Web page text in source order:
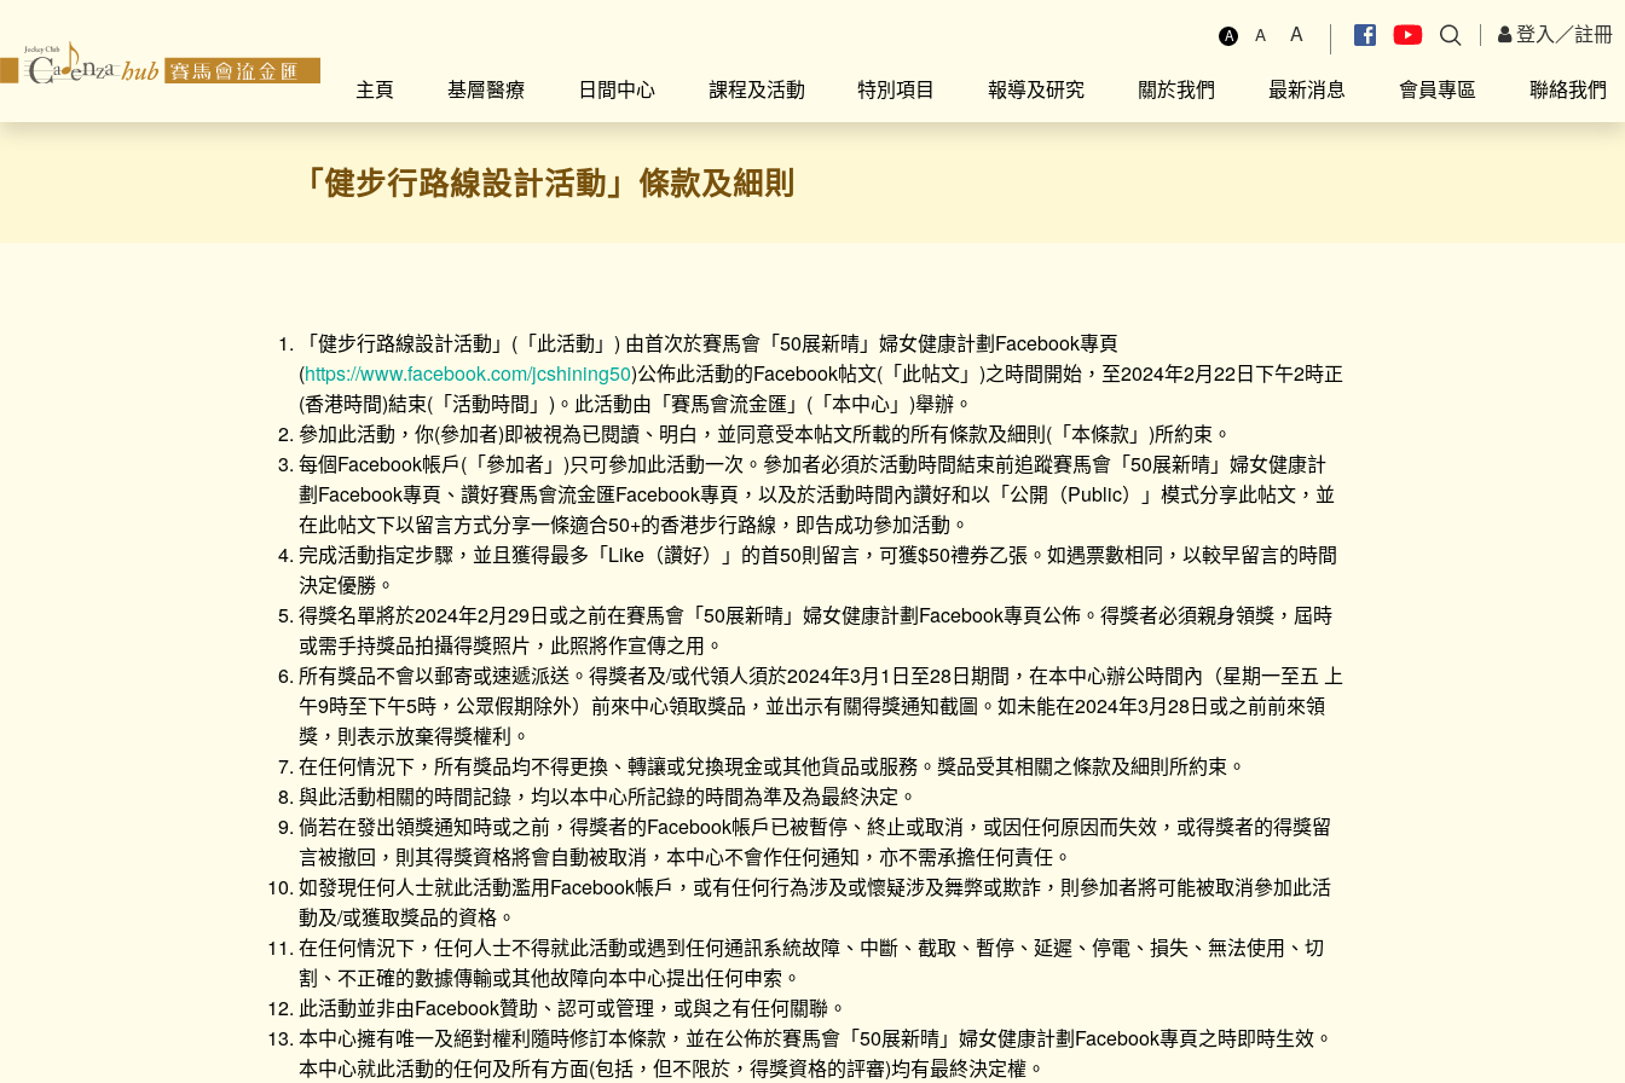
A A A 登入／註冊
主頁
基層醫療 日間中心 課程及活動 特別項目 報導及研究 關於我們 最新消息 會員專區 聯絡我們
「健步行路線設計活動」條款及細則
「健步行路線設計活動」(「此活動」) 由首次於賽馬會「50展新晴」婦女健康計劃Facebook專頁
(https://www.facebook.com/jcshining50)公佈此活動的Facebook帖文(「此帖文」)之時間開始，至2024年2月22日下午2時正
(香港時間)結束(「活動時間」)。此活動由「賽馬會流金匯」(「本中心」)舉辦。
參加此活動，你(參加者)即被視為已閱讀、明白，並同意受本帖文所載的所有條款及細則(「本條款」)所約束。
每個Facebook帳戶(「參加者」)只可參加此活動一次。參加者必須於活動時間結束前追蹤賽馬會「50展新晴」婦女健康計
劃Facebook專頁、讚好賽馬會流金匯Facebook專頁，以及於活動時間內讚好和以「公開（Public）」模式分享此帖文，並
在此帖文下以留言方式分享一條適合50+的香港步行路線，即告成功參加活動。
完成活動指定步驟，並且獲得最多「Like（讚好）」的首50則留言，可獲$50禮券乙張。如遇票數相同，以較早留言的時間
決定優勝。
得獎名單將於2024年2月29日或之前在賽馬會「50展新晴」婦女健康計劃Facebook專頁公佈。得獎者必須親身領獎，屆時
或需手持獎品拍攝得獎照片，此照將作宣傳之用。
所有獎品不會以郵寄或速遞派送。得獎者及/或代領人須於2024年3月1日至28日期間，在本中心辦公時間內（星期一至五 上
午9時至下午5時，公眾假期除外）前來中心領取獎品，並出示有關得獎通知截圖。如未能在2024年3月28日或之前前來領
獎，則表示放棄得獎權利。
在任何情況下，所有獎品均不得更換、轉讓或兌換現金或其他貨品或服務。獎品受其相關之條款及細則所約束。
與此活動相關的時間記錄，均以本中心所記錄的時間為準及為最終決定。
倘若在發出領獎通知時或之前，得獎者的Facebook帳戶已被暫停、終止或取消，或因任何原因而失效，或得獎者的得獎留
言被撤回，則其得獎資格將會自動被取消，本中心不會作任何通知，亦不需承擔任何責任。
如發現任何人士就此活動濫用Facebook帳戶，或有任何行為涉及或懷疑涉及舞弊或欺詐，則參加者將可能被取消參加此活
動及/或獲取獎品的資格。
在任何情況下，任何人士不得就此活動或遇到任何通訊系統故障、中斷、截取、暫停、延遲、停電、損失、無法使用、切
割、不正確的數據傳輸或其他故障向本中心提出任何申索。
此活動並非由Facebook贊助、認可或管理，或與之有任何關聯。
本中心擁有唯一及絕對權利隨時修訂本條款，並在公佈於賽馬會「50展新晴」婦女健康計劃Facebook專頁之時即時生效。
本中心就此活動的任何及所有方面(包括，但不限於，得獎資格的評審)均有最終決定權。